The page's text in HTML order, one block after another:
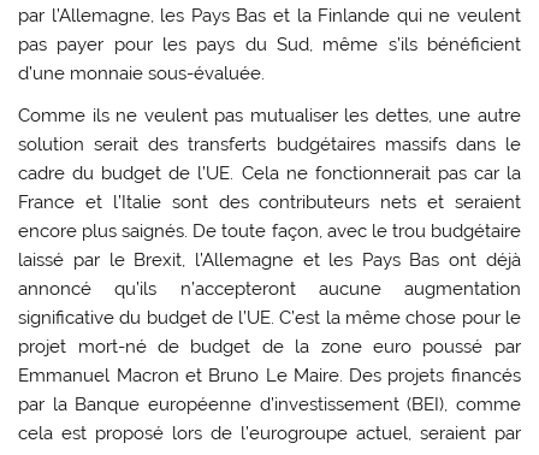
par l’Allemagne, les Pays Bas et la Finlande qui ne veulent
pas payer pour les pays du Sud, même s’ils bénéficient
d’une monnaie sous-évaluée.
Comme ils ne veulent pas mutualiser les dettes, une autre
solution serait des transferts budgétaires massifs dans le
cadre du budget de l’UE. Cela ne fonctionnerait pas car la
France et l’Italie sont des contributeurs nets et seraient
encore plus saignés. De toute façon, avec le trou budgétaire
laissé par le Brexit, l’Allemagne et les Pays Bas ont déjà
annoncé qu’ils n’accepteront aucune augmentation
significative du budget de l’UE. C’est la même chose pour le
projet mort-né de budget de la zone euro poussé par
Emmanuel Macron et Bruno Le Maire. Des projets financés
par la Banque européenne d’investissement (BEI), comme
cela est proposé lors de l’eurogroupe actuel, seraient par